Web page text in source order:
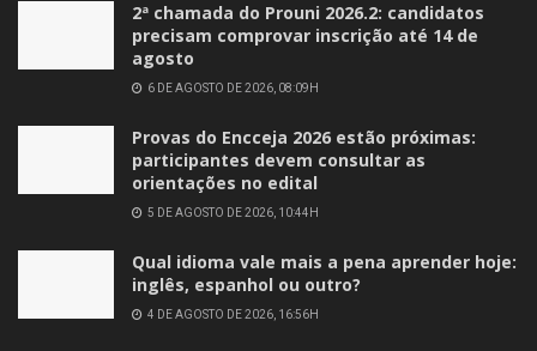
2ª chamada do Prouni 2026.2: candidatos
precisam comprovar inscrição até 14 de
agosto
6 DE AGOSTO DE 2026, 08:09H
Provas do Encceja 2026 estão próximas:
participantes devem consultar as
orientações no edital
5 DE AGOSTO DE 2026, 10:44H
Qual idioma vale mais a pena aprender hoje:
inglês, espanhol ou outro?
4 DE AGOSTO DE 2026, 16:56H